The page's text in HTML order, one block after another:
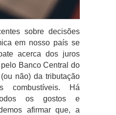
sobre decisões
em nosso país se
acerca dos juros
Banco Central do
não) da tributação
combustíveis. Há
os gostos e
afirmar que, a